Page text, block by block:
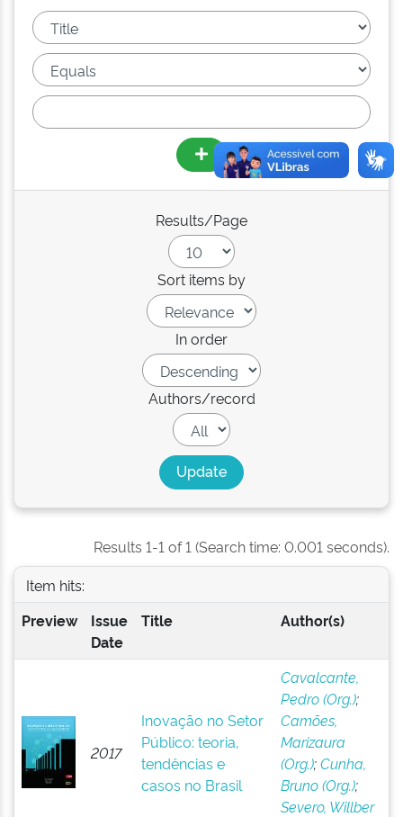
Results/Page
Sort items by
In order
Authors/record
Results 1-1 of 1 (Search time: 0.001 seconds).
Item hits:
Preview
Issue
Date
Title Author(s)
2017
Inovação no Setor
Público: teoria,
tendências e
casos no Brasil
Cavalcante,
Pedro (Org.);
Camões,
Marizaura
(Org.);Cunha,
Bruno (Org.);
Severo, Willber